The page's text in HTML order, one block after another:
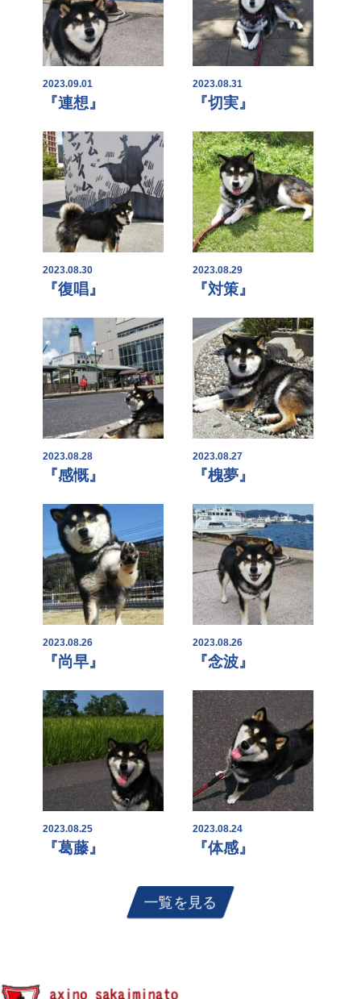
2023.09.01
『連想』
2023.08.31
『切実』
2023.08.30
『復唱』
2023.08.29
『対策』
2023.08.28
『感慨』
2023.08.27
『槐夢』
2023.08.26
『尚早』
2023.08.26
『念波』
2023.08.25
『葛藤』
2023.08.24
『体感』
一覧を見る